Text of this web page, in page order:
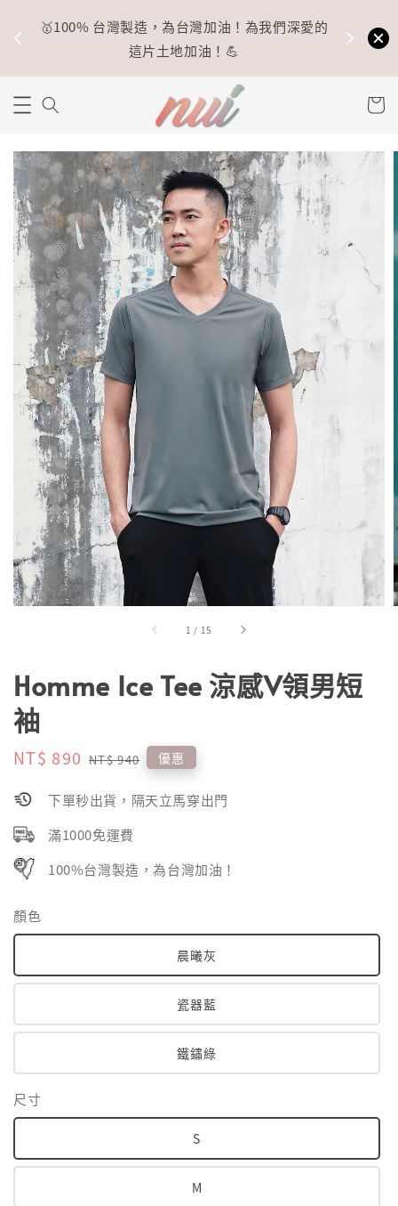
🥇100% 台灣製造，為台灣加油！為我們深愛的
這片土地加油！💪
1 / 15
Homme Ice Tee 涼感V領男短
袖
Sale
NT$ 890 Regular
NT$ 940 優惠
下單秒出貨，隔天立馬穿出門
滿1000免運費
100%台灣製造，為台灣加油！
顏色
晨曦灰
瓷器藍
鐵鏽綠
尺寸
S
M